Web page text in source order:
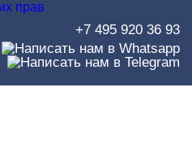
+7 495 920 36 93